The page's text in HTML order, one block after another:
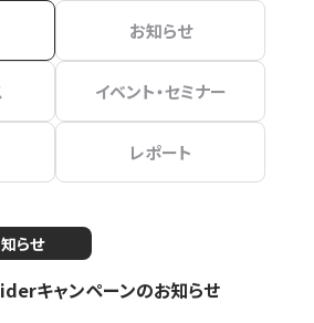
お知らせ
イベント・セミナー
レポート
らせ
キャンペーンのお知らせ